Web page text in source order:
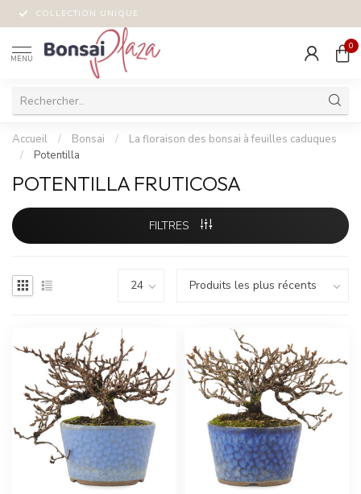
COLLECTION UNIQUE
MENU
0
Accueil / Bonsai /
La floraison des bonsai à feuilles caduques
/
Potentilla
POTENTILLA FRUTICOSA
FILTRES